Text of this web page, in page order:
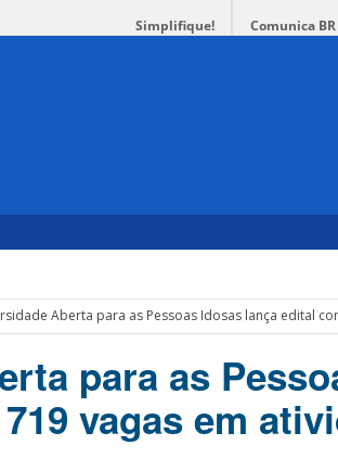
Simplifique! Comunica BR
Aberta para as Pessoas Idosas lança edital
para as
vagas em